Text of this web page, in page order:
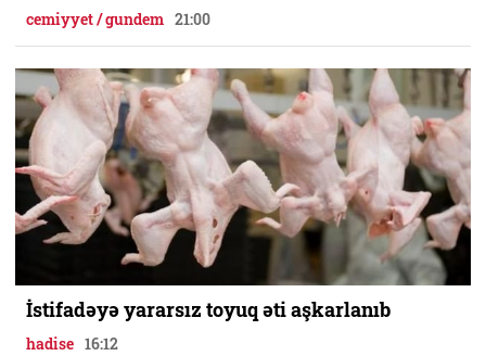
cemiyyet / gundem 21:00
İstifadəyə yararsız toyuq əti aşkarlanıb
hadise 16:12